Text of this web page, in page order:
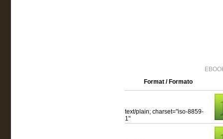
Format / Formato
text/plain; charset="iso-8859-
1"